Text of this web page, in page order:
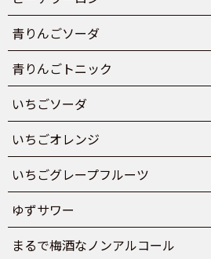
青りんごソーダ
青りんごトニック
いちごソーダ
いちごオレンジ
いちごグレープフルーツ
ゆずサワー
まるで梅酒なノンアルコール